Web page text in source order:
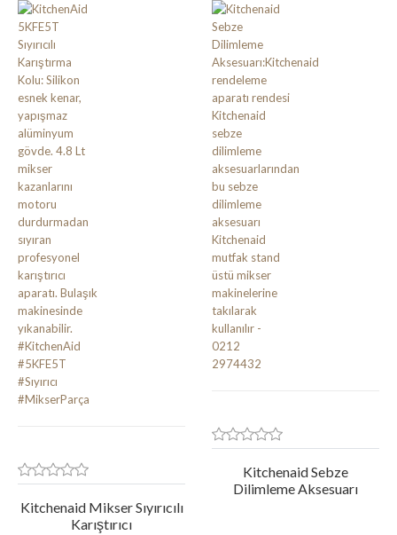
Kitchenaid Mikser Sıyırıcılı
Karıştırıcı
Kitchenaid Sebze
Dilimleme Aksesuarı